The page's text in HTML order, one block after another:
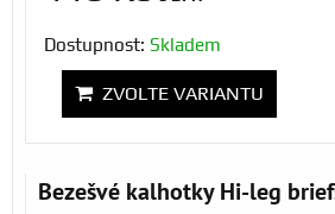
Dostupnost: Skladem
ZVOLTE VARIANTU
Bezešvé kalhotky Hi-leg